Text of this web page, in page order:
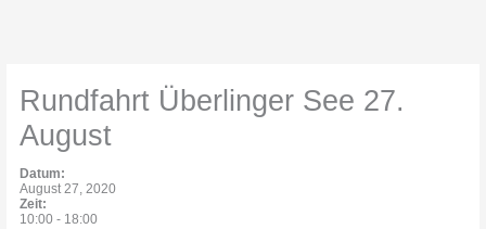
Rundfahrt Überlinger See 27.
August
Datum:
August 27, 2020
Zeit:
10:00 - 18:00